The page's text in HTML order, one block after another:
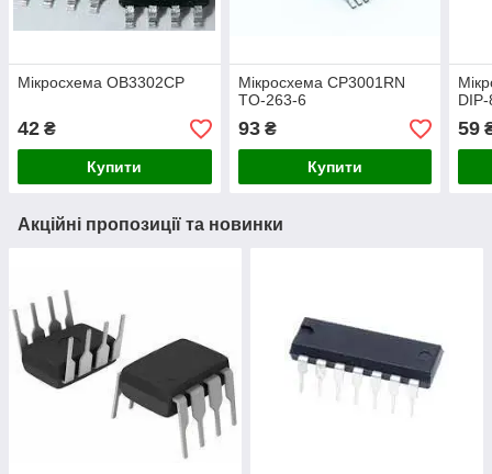
Мікросхема OB3302CP
42 ₴
Купити
Мікросхема CP3001RN
TO-263-6
93₴
Купити
DIP-
59
Акційні пропозиції та новинки